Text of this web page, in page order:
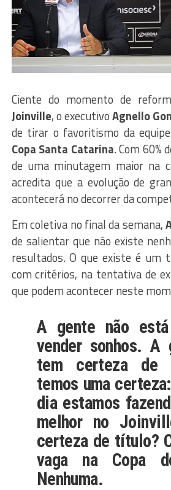
Ciente do momento de
Joinville, o executivoAgnello
de tirar o favoritismo da
Copa Santa Catarina. Com 60%
de uma minutagem maior na
acredita que a evolução de
acontecerá no decorrer da
Em coletiva no final da semana,
de salientar que não existe
resultados. O que existe é um
com critérios, na tentativa de
que podem acontecer neste
A gente não
vender sonhos. A
tem certeza de
temos uma
dia estamos
melhor no
certeza de título?
vaga na Copa
Nenhuma.